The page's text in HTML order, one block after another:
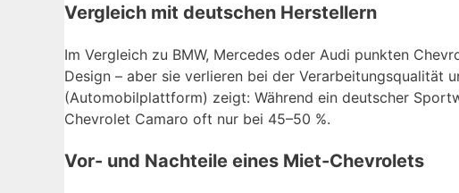
Vergleich mit deutschen Herstellern
Im Vergleich zu BMW, Mercedes oder Audi punkten
Design – aber sie verlieren bei der Verarbeitungsqualität
(Automobilplattform) zeigt: Während ein deutscher
Chevrolet Camaro oft nur bei 45–50 %.
Vor- und Nachteile eines Miet-Chevrolets